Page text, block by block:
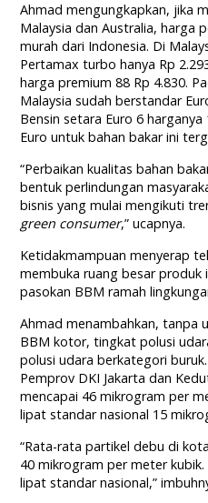
Ahmad mengungkapkan, jika
Malaysia dan Australia, harga
murah dari Indonesia. Di
Pertamax turbo hanya Rp
harga premium 88 Rp 4.830.
Malaysia sudah berstandar
Bensin setara Euro 6
Euro untuk bahan bakar ini
“Perbaikan kualitas bahan
bentuk perlindungan
bisnis yang mulai mengikuti
green consumer,” ucapnya.
Ketidakmampuan menyerap
membuka ruang besar produk
pasokan BBM ramah
Ahmad menambahkan, tanpa
BBM kotor, tingkat polusi
polusi udara berkategori
Pemprov DKI Jakarta dan
mencapai 46 mikrogram per
lipat standar nasional 15
“Rata-rata partikel debu di
40 mikrogram per meter
lipat standar nasional,”